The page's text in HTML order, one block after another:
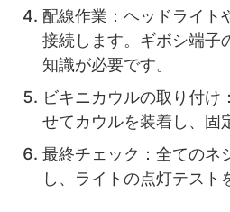
配線作業：ヘッドライト
接続します。ギボシ端子
知識が必要です。
ビキニカウルの取り付け
せてカウルを装着し、固
最終チェック：全てのネ
し、ライトの点灯テスト